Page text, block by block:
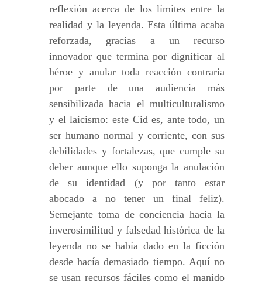
reflexión acerca de los límites entre la
realidad y la leyenda. Esta última acaba
reforzada, gracias a un recurso
innovador que termina por dignificar al
héroe y anular toda reacción contraria
por parte de una audiencia más
sensibilizada hacia el multiculturalismo
y el laicismo: este Cid es, ante todo, un
ser humano normal y corriente, con sus
debilidades y fortalezas, que cumple su
deber aunque ello suponga la anulación
de su identidad (y por tanto estar
abocado a no tener un final feliz).
Semejante toma de conciencia hacia la
inverosimilitud y falsedad histórica de la
leyenda no se había dado en la ficción
desde hacía demasiado tiempo. Aquí no
se usan recursos fáciles como el manido